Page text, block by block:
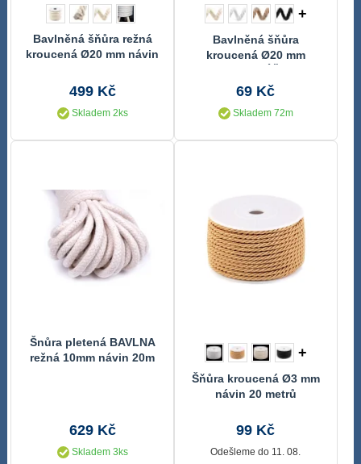
Bavlněná šňůra režná
kroucená Ø20 mm návin
499 Kč
Skladem 2ks
+
Bavlněná šňůra
kroucená Ø20 mm
69 Kč
Skladem 72m
Šnůra pletená BAVLNA
režná 10mm návin 20m
629 Kč
Skladem 3ks
+
Šňůra kroucená Ø3 mm
návin 20 metrů
99 Kč
Odešleme do 11. 08.